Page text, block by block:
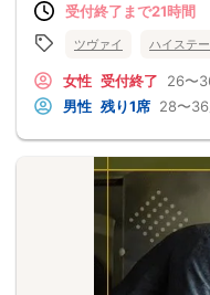
受付終了まで21時間
ツヴァイ ハイステ
女性 受付終了 26〜
男性 残り1席 28〜